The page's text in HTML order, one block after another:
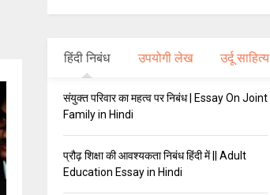
हिंदी निबंध उपयोगी लेख उर्दू साहित्य
संयुक्त परिवार का महत्व पर निबंध | Essay On Joint
Family in Hindi
प्रौढ़ शिक्षा की आवश्यकता निबंध हिंदी में || Adult
Education Essay in Hindi